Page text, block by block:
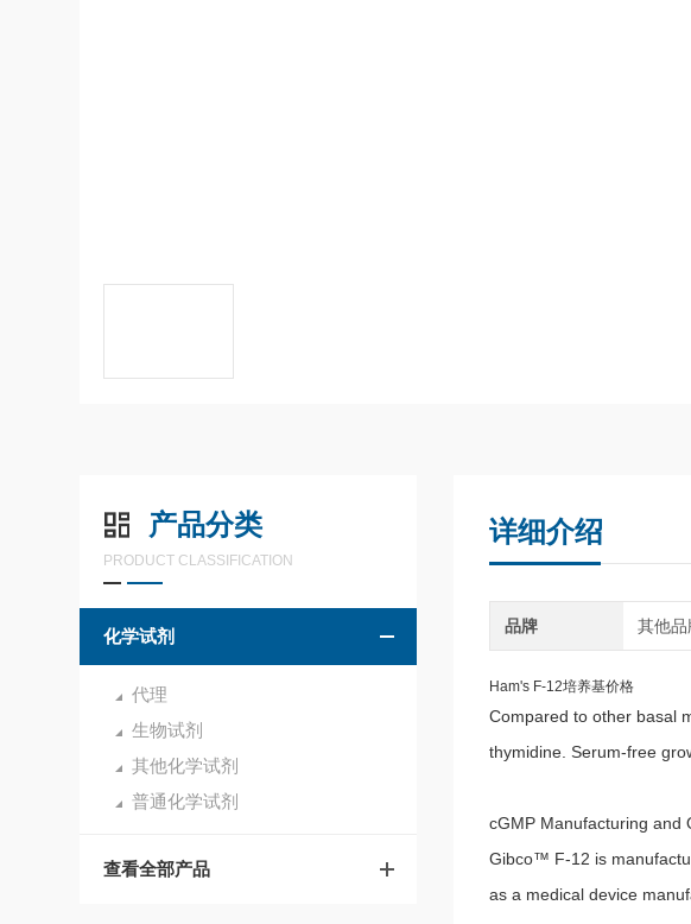
产品分类
PRODUCT CLASSIFICATION
化学试剂
代理
生物试剂
其他化学试剂
普通化学试剂
查看全部产品
详细介绍
品牌 其他品
Ham's F-12培养基价格
Compared to other basal
thymidine. Serum-free
cGMP Manufacturing and
Gibco™ F-12 is
as a medical device